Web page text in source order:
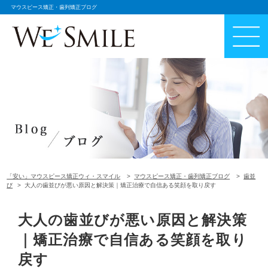
マウスピース矯正・歯列矯正ブログ
「安い」マウスピース矯正ウィ・スマイル マウスピース矯正・歯列矯正ブログ
歯並
び
大人の歯並びが悪い原因と解決策｜矯正治療で自信ある笑顔を取り戻す
大人の歯並びが悪い原因と解決策
｜矯正治療で自信ある笑顔を取り
戻す